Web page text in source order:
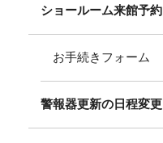
ショールーム来館予約
お手続きフォーム
警報器更新の日程変更